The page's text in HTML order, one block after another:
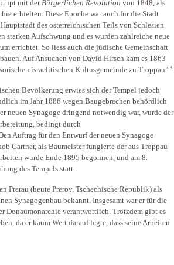
mit derBürgerlichen Revolution von 1848, als
erhielten. Diese Epoche war auch für die Stadt
des österreichischen Teils von Schlesien
starken Aufschwung und es wurden zahlreiche neue
errichtet. So liess auch die jüdische Gemeinschaft
Auf Ansuchen von David Hirsch kam es 1863
israelitischen Kultusgemeinde zu Troppau".3
Bevölkerung erwies sich der Tempel jedoch
im Jahr 1886 wegen Baugebrechen behördlich
neuen Synagoge dringend notwendig war, wurde der
bedingt durch
Auftrag für den Entwurf der neuen Synagoge
Gartner, als Baumeister fungierte der aus Troppau
wurde Ende 1895 begonnen, und am 8.
des Tempels statt.
Prerau (heute Prerov, Tschechische Republik) als
Synagogenbau bekannt. Insgesamt war er für die
Donaumonarchie verantwortlich. Trotzdem gibt es
da er kaum Wert darauf legte, dass seine Arbeiten